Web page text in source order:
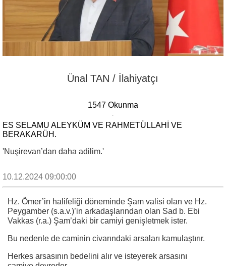
Ünal TAN / İlahiyatçı
1547 Okunma
ES SELAMU ALEYKÜM VE RAHMETÜLLAHI VE
BERAKARÜH.
'Nuşirevan’dan daha adilim.'
10.12.2024 09:00:00
Hz. Ömer’in halifeliği döneminde Şam valisi olan ve Hz.
Peygamber (s.a.v.)’in arkadaşlarından olan Sad b. Ebi
Vakkas (r.a.) Şam’daki bir camiyi genişletmek ister.
Bu nedenle de caminin civarındaki arsaları kamulaştırır.
Herkes arsasının bedelini alır ve isteyerek arsasını